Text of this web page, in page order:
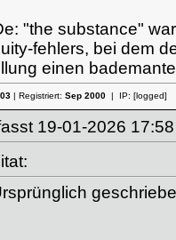
"the substance"
fehlers, bei dem
einen
| Registriert: Sep 2000| IP: [logged]
19-01-2026